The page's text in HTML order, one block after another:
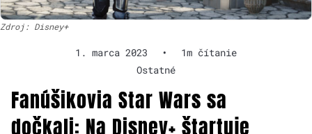
Zdroj: Disney+
1. marca 2023 •
1m čítanie
Ostatné
Fanúšikovia Star Wars sa
dočkali: Na Disney+ štartuje